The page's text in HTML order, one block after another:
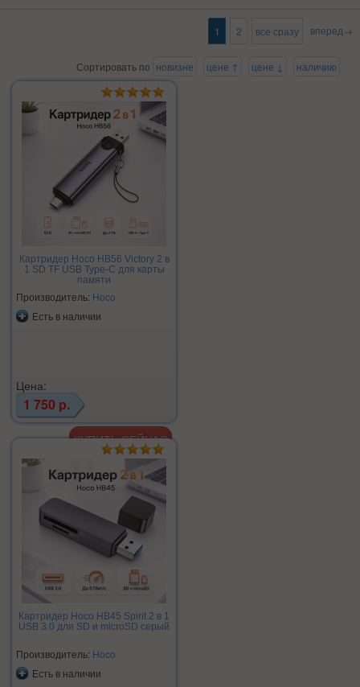
1 2 все сразу вперед→
Сортировать по новизне цене ↑ цене ↓ наличию
Картридер Hoco HB56 Victory 2 в
1 SD TF USB Type-C для карты
памяти
Производитель: Hoco
Есть в наличии
Цена:
1 750 р.
Картридер Hoco HB45 Spirit 2 в 1
USB 3.0 для SD и microSD серый
Производитель: Hoco
Есть в наличии